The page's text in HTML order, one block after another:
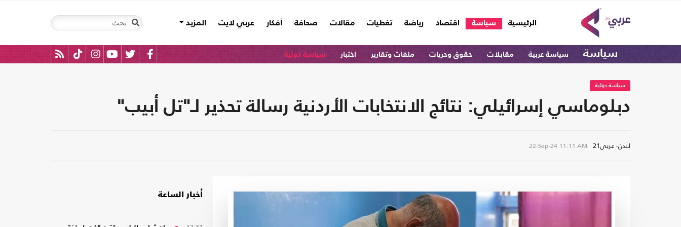
الرئيسية
(current) سياسة اقتصاد رياضة تغطيات مقالات صحافة أفكار عربي لايت المزيد
سياسة سياسة عربية مقابلات حقوق وحريات ملفات وتقارير اختبار سياسة دولية
سياسة دولية
دبلوماسي إسرائيلي: نتائج الانتخابات الأردنية رسالة تحذير لـ"تل أبيب"
لندن- عربي21 22-Sep-24 11:11 AM
أخبار الساعة